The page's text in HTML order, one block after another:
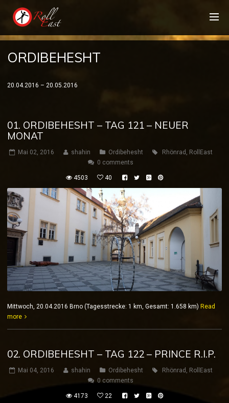
ORDIBEHESHT
20.04.2016 – 20.05.2016
01. ORDIBEHESHT – TAG 121 – NEUER
MONAT
Mai 02, 2016 shahin Ordibehesht Rhönrad , RollEast
0 comments
4503 40
Mittwoch, 20.04.2016 Brno (Tagesstrecke: 1 km, Gesamt: 1.658 km) Read
more
02. ORDIBEHESHT – TAG 122 – PRINCE R.I.P.
Mai 04, 2016 shahin Ordibehesht Rhönrad , RollEast
0 comments
4173 22